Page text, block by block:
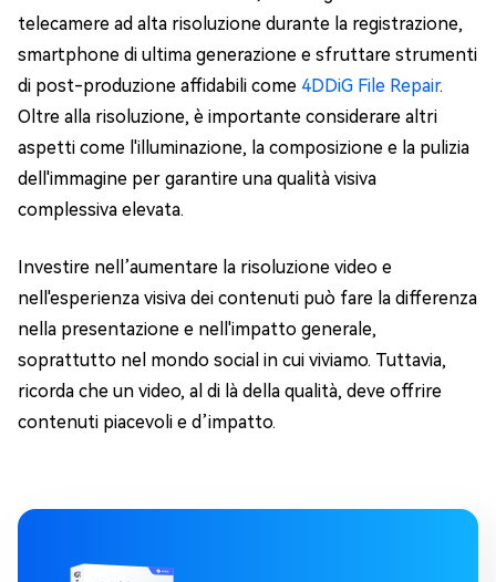
telecamere ad alta risoluzione durante la registrazione,
smartphone di ultima generazione e sfruttare strumenti
di post-produzione affidabili come 4DDiG File Repair.
Oltre alla risoluzione, è importante considerare altri
aspetti come l'illuminazione, la composizione e la pulizia
dell'immagine per garantire una qualità visiva
complessiva elevata.
Investire nell’aumentare la risoluzione video e
nell'esperienza visiva dei contenuti può fare la differenza
nella presentazione e nell'impatto generale,
soprattutto nel mondo social in cui viviamo. Tuttavia,
ricorda che un video, al di là della qualità, deve offrire
contenuti piacevoli e d’impatto.